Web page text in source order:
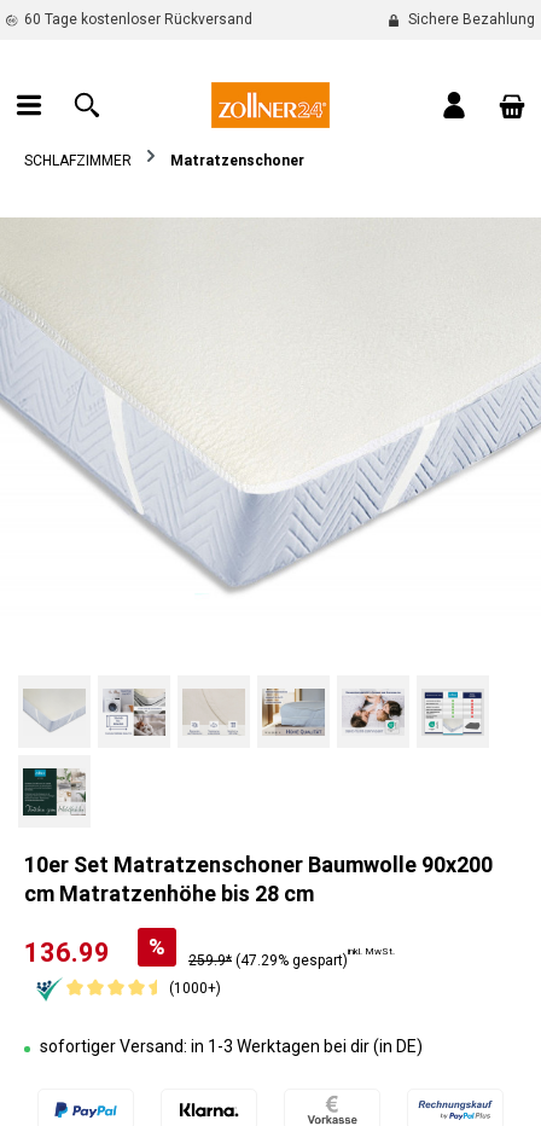
springen
60 Tage kostenloser Rückversand Sichere Bezahlung
SCHLAFZIMMER Matratzenschoner
10er Set Matratzenschoner Baumwolle 90x200
cm Matratzenhöhe bis 28 cm
136.99 %
259.9* (47.29% gespart)
inkl. MwSt.
(1000+)
sofortiger Versand: in 1-3 Werktagen bei dir (in DE)